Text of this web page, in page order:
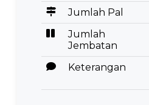
Jumlah Pal
Jumlah
Jembatan
Keterangan